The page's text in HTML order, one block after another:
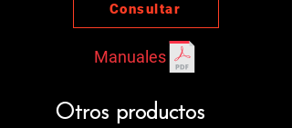
Consultar
Manuales
Otros productos